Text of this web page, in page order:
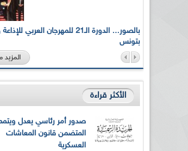
بالصور... الدورة الـ21 للمهرجان العربي
بتونس
المزيد
الأكثر قراءة
صدور أمر رئاسي يعدل ويتمم
المتضمن قانون المعاشات
العسكرية